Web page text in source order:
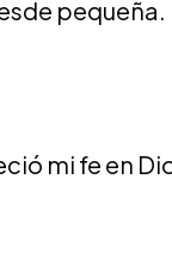
mi fe en